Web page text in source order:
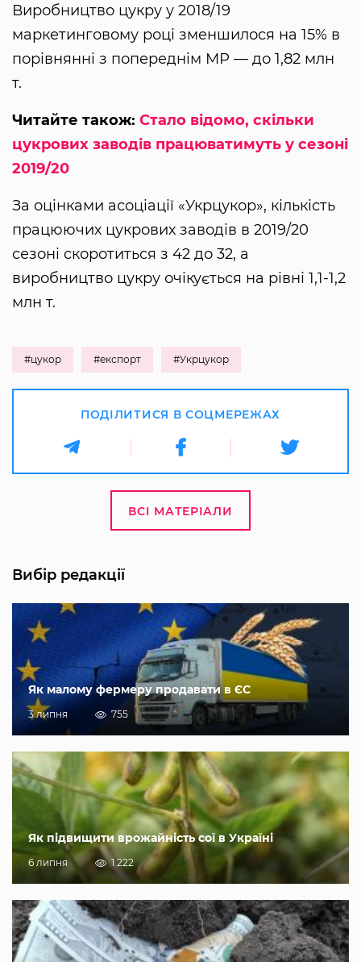
Виробництво цукру у 2018/19
маркетинговому році зменшилося на 15% в
порівнянні з попереднім МР — до 1,82 млн
т.
Читайте також: Стало відомо, скільки
цукрових заводів працюватимуть у сезоні
2019/20
За оцінками асоціації «Укрцукор», кількість
працюючих цукрових заводів в 2019/20
сезоні скоротиться з 42 до 32, а
виробництво цукру очікується на рівні 1,1-1,2
млн т.
#цукор #експорт #Укрцукор
ПОДІЛИТИСЯ В СОЦМЕРЕЖАХ
ВСІ МАТЕРІАЛИ
Вибір редакції
Як малому фермеру продавати в ЄС
3 липня 755
Як підвищити врожайність сої в Україні
6 липня 1 222